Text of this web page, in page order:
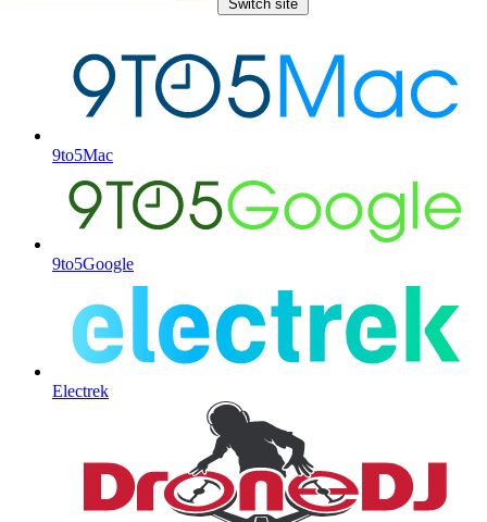
Switch site
9to5Mac
9to5Google
Electrek